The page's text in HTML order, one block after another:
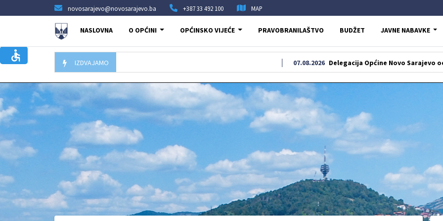
novosarajevo@novosarajevo.ba +387 33 492 100 MAP
NASLOVNA O OPĆINI OPĆINSKO VIJEĆE PRAVOBRANILAŠTVO BUDŽET JAVNE NABAVKE
IZDVAJAMO Delegacija Općine Novo Sarajevo odala